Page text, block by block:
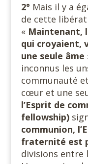
2° Mais il y a
de cette
« Maintenant,
qui croyaient,
une seule âme
inconnus les
communauté
cœur et une
l’Esprit de
fellowship)
communion,
fraternité est
divisions entre